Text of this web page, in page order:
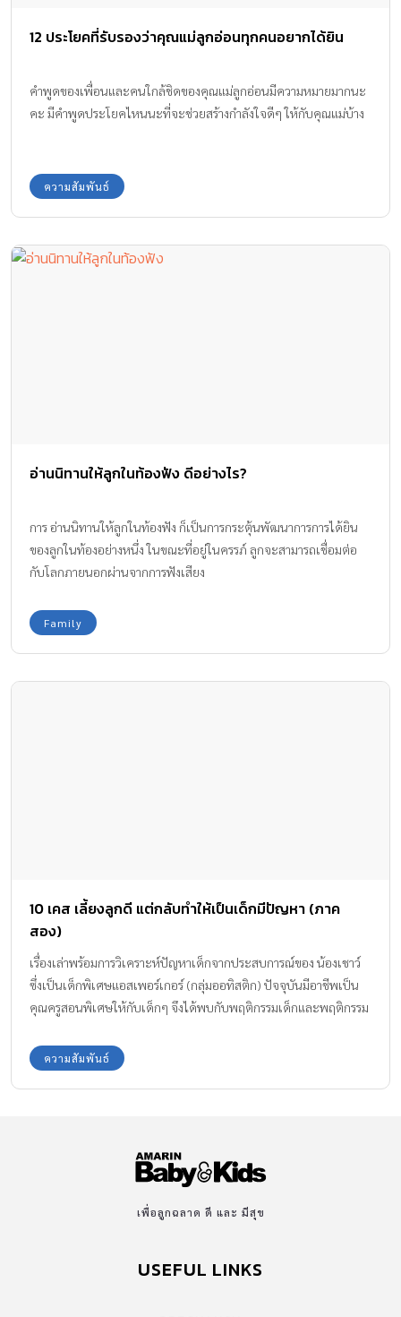
12 ประโยคที่รับรองว่าคุณแม่ลูกอ่อนทุกคนอยากได้ยิน
คำพูดของเพื่อนและคนใกล้ชิดของคุณแม่ลูกอ่อนมีความหมายมากนะ
คะ มีคำพูดประโยคไหนนะที่จะช่วยสร้างกำลังใจดีๆ ให้กับคุณแม่บ้าง
ความสัมพันธ์
อ่านนิทานให้ลูกในท้องฟัง ดีอย่างไร?
การ อ่านนิทานให้ลูกในท้องฟัง ก็เป็นการกระตุ้นพัฒนาการการได้ยิน
ของลูกในท้องอย่างหนึ่ง ในขณะที่อยู่ในครรภ์ ลูกจะสามารถเชื่อมต่อ
กับโลกภายนอกผ่านจากการฟังเสียง
Family
10 เคส เลี้ยงลูกดี แต่กลับทำให้เป็นเด็กมีปัญหา (ภาค
สอง)
เรื่องเล่าพร้อมการวิเคราะห์ปัญหาเด็กจากประสบการณ์ของ น้องเชาว์
ซึ่งเป็นเด็กพิเศษแอสเพอร์เกอร์ (กลุ่มออทิสติก) ปัจจุบันมีอาชีพเป็น
คุณครูสอนพิเศษให้กับเด็กๆ จึงได้พบกับพฤติกรรมเด็กและพฤติกรรม
ปัญหาใหญ่ที่พ่อแม่ทำให้ลูกกลายเป็นเด็กมีปัญหาโดยไม่รู้ตัว
ความสัมพันธ์
เพื่อลูกฉลาด ดี และ มีสุข
USEFUL LINKS